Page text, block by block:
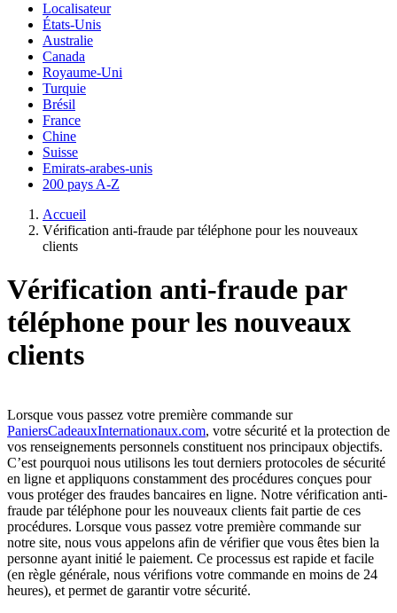
Localisateur
États-Unis
Australie
Canada
Royaume-Uni
Turquie
Brésil
France
Chine
Suisse
Emirats-arabes-unis
200 pays A-Z
Accueil
Vérification anti-fraude par téléphone pour les nouveaux
clients
Vérification anti-fraude par
téléphone pour les nouveaux
clients
Lorsque vous passez votre première commande sur
PaniersCadeauxInternationaux.com, votre sécurité et la protection de
vos renseignements personnels constituent nos principaux objectifs.
C’est pourquoi nous utilisons les tout derniers protocoles de sécurité
en ligne et appliquons constamment des procédures conçues pour
vous protéger des fraudes bancaires en ligne. Notre vérification anti-
fraude par téléphone pour les nouveaux clients fait partie de ces
procédures. Lorsque vous passez votre première commande sur
notre site, nous vous appelons afin de vérifier que vous êtes bien la
personne ayant initié le paiement. Ce processus est rapide et facile
(en règle générale, nous vérifions votre commande en moins de 24
heures), et permet de garantir votre sécurité.